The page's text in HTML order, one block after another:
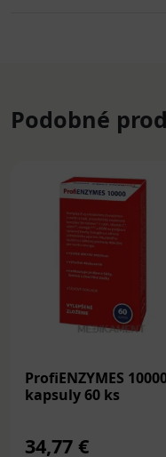
Podobné
ProfiENZYMES
kapsuly 60 ks
34,77 €